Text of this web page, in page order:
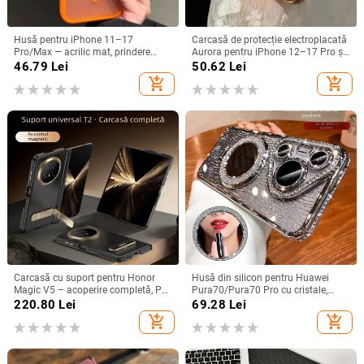
Husă pentru iPhone 11–17
Pro/Max — acrilic mat, prindere
magnetică, protecție anti-cadere,
46.79 Lei
add_shopping_cart
Carcasă de protecție electroplacată
Aurora pentru iPhone 12–17 Pro și
Pro Max, acoperire completă, anti-
50.62 Lei
add_shopping_cart
Carcasă cu suport pentru Honor
Magic V5 – acoperire completă, PC
mat, anti-cădere, anti-amprente
220.80 Lei
add_shopping_cart
Husă din silicon pentru Huawei
Pura70/Pura70 Pro cu cristale,
transparentă, estetică, suport
încorporat și disipare a căldurii
69.28 Lei
add_shopping_cart